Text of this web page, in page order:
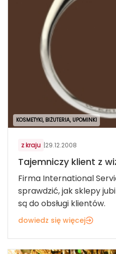
KOSMETYKI, BIŻUTERIA, UPOMINKI
z kraju |29.12.2008
Tajemniczy klient z
Firma International
sprawdzić, jak sklepy
są do obsługi klientów.
dowiedz się więcej